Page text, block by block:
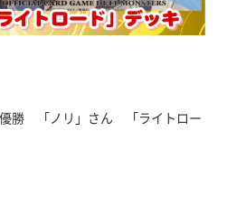
勝 「ノリ」さん 「ライトロー